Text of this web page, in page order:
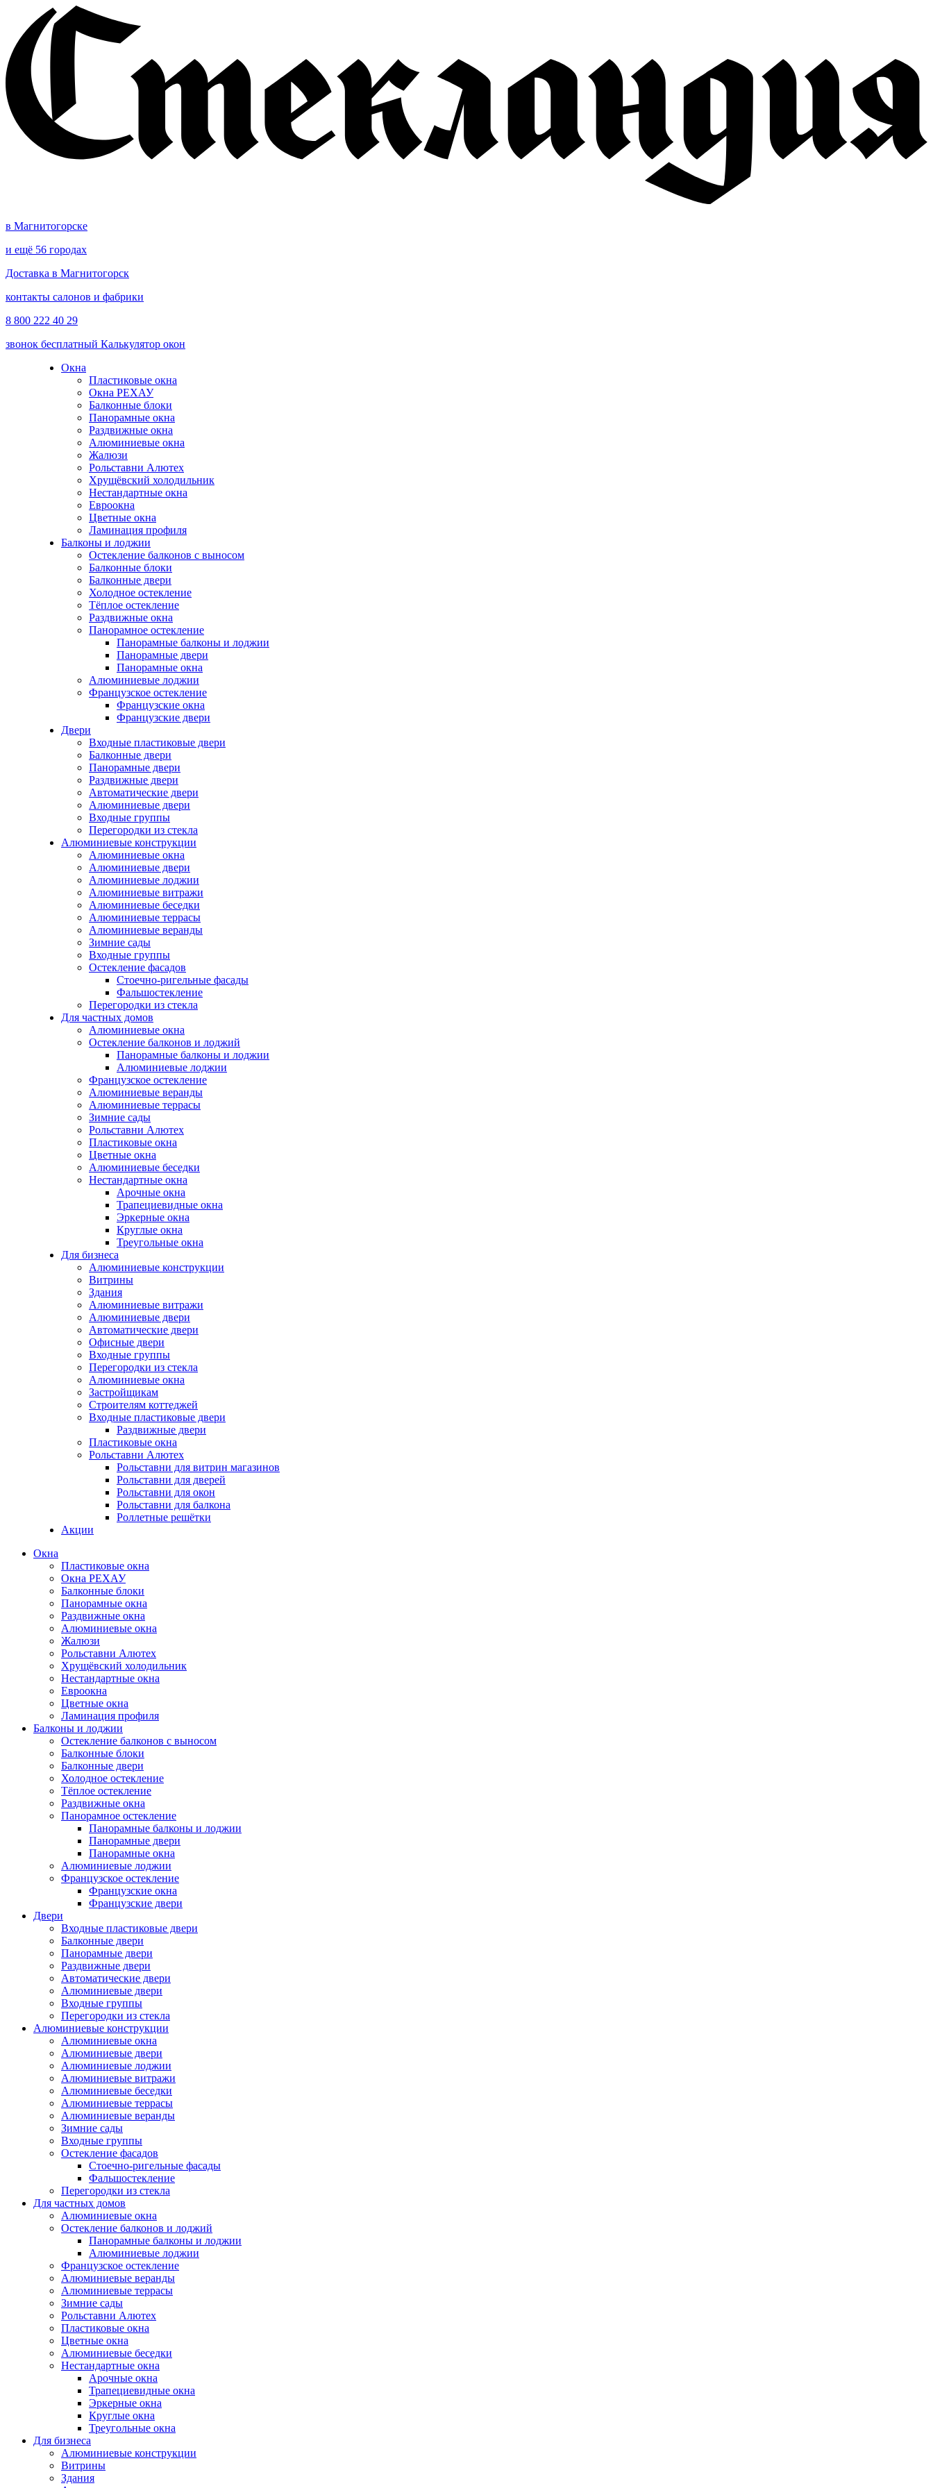
в Магнитогорске
и ещё 56 городах
Доставка в Магнитогорск
контакты салонов и фабрики
8 800 222 40 29
звонок бесплатный Калькулятор окон
Окна
Пластиковые окна
Окна РЕХАУ
Балконные блоки
Панорамные окна
Раздвижные окна
Алюминиевые окна
Жалюзи
Рольставни Алютех
Хрущёвский холодильник
Нестандартные окна
Евроокна
Цветные окна
Ламинация профиля
Балконы и лоджии
Остекление балконов с выносом
Балконные блоки
Балконные двери
Холодное остекление
Тёплое остекление
Раздвижные окна
Панорамное остекление
Панорамные балконы и лоджии
Панорамные двери
Панорамные окна
Алюминиевые лоджии
Французское остекление
Французские окна
Французские двери
Двери
Входные пластиковые двери
Балконные двери
Панорамные двери
Раздвижные двери
Автоматические двери
Алюминиевые двери
Входные группы
Перегородки из стекла
Алюминиевые конструкции
Алюминиевые окна
Алюминиевые двери
Алюминиевые лоджии
Алюминиевые витражи
Алюминиевые беседки
Алюминиевые террасы
Алюминиевые веранды
Зимние сады
Входные группы
Остекление фасадов
Стоечно-ригельные фасады
Фальшостекление
Перегородки из стекла
Для частных домов
Алюминиевые окна
Остекление балконов и лоджий
Панорамные балконы и лоджии
Алюминиевые лоджии
Французское остекление
Алюминиевые веранды
Алюминиевые террасы
Зимние сады
Рольставни Алютех
Пластиковые окна
Цветные окна
Алюминиевые беседки
Нестандартные окна
Арочные окна
Трапециевидные окна
Эркерные окна
Круглые окна
Треугольные окна
Для бизнеса
Алюминиевые конструкции
Витрины
Здания
Алюминиевые витражи
Алюминиевые двери
Автоматические двери
Офисные двери
Входные группы
Перегородки из стекла
Алюминиевые окна
Застройщикам
Строителям коттеджей
Входные пластиковые двери
Раздвижные двери
Пластиковые окна
Рольставни Алютех
Рольставни для витрин магазинов
Рольставни для дверей
Рольставни для окон
Рольставни для балкона
Роллетные решётки
Акции
Окна
Пластиковые окна
Окна РЕХАУ
Балконные блоки
Панорамные окна
Раздвижные окна
Алюминиевые окна
Жалюзи
Рольставни Алютех
Хрущёвский холодильник
Нестандартные окна
Евроокна
Цветные окна
Ламинация профиля
Балконы и лоджии
Остекление балконов с выносом
Балконные блоки
Балконные двери
Холодное остекление
Тёплое остекление
Раздвижные окна
Панорамное остекление
Панорамные балконы и лоджии
Панорамные двери
Панорамные окна
Алюминиевые лоджии
Французское остекление
Французские окна
Французские двери
Двери
Входные пластиковые двери
Балконные двери
Панорамные двери
Раздвижные двери
Автоматические двери
Алюминиевые двери
Входные группы
Перегородки из стекла
Алюминиевые конструкции
Алюминиевые окна
Алюминиевые двери
Алюминиевые лоджии
Алюминиевые витражи
Алюминиевые беседки
Алюминиевые террасы
Алюминиевые веранды
Зимние сады
Входные группы
Остекление фасадов
Стоечно-ригельные фасады
Фальшостекление
Перегородки из стекла
Для частных домов
Алюминиевые окна
Остекление балконов и лоджий
Панорамные балконы и лоджии
Алюминиевые лоджии
Французское остекление
Алюминиевые веранды
Алюминиевые террасы
Зимние сады
Рольставни Алютех
Пластиковые окна
Цветные окна
Алюминиевые беседки
Нестандартные окна
Арочные окна
Трапециевидные окна
Эркерные окна
Круглые окна
Треугольные окна
Для бизнеса
Алюминиевые конструкции
Витрины
Здания